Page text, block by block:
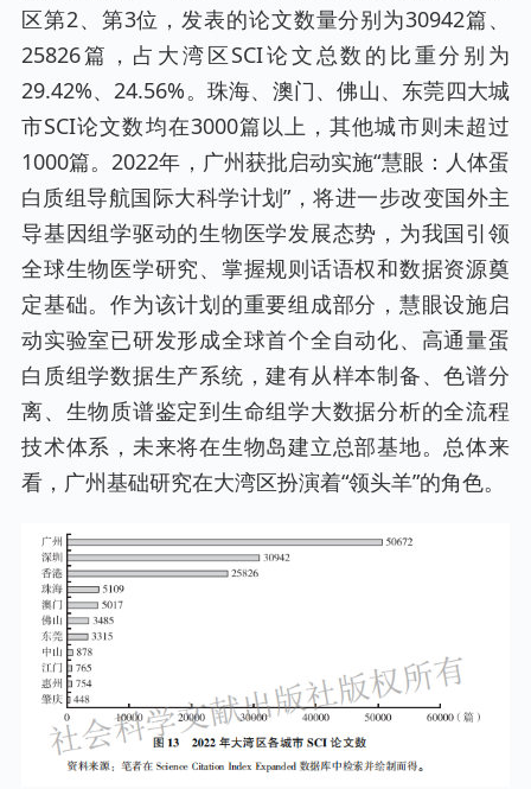
区第2、第3位，发表的论文数量分别为30942篇、
25826篇，占大湾区SCI论文总数的比重分别为
29.42%、24.56%。珠海、澳门、佛山、东莞四大城
市SCI论文数均在3000篇以上，其他城市则未超过
1000篇。2022年，广州获批启动实施“慧眼：人体蛋
白质组导航国际大科学计划”，将进一步改变国外主
导基因组学驱动的生物医学发展态势，为我国引领
全球生物医学研究、掌握规则话语权和数据资源奠
定基础。作为该计划的重要组成部分，慧眼设施启
动实验室已研发形成全球首个全自动化、高通量蛋
白质组学数据生产系统，建有从样本制备、色谱分
离、生物质谱鉴定到生命组学大数据分析的全流程
技术体系，未来将在生物岛建立总部基地。总体来
看，广州基础研究在大湾区扮演着“领头羊”的角色。